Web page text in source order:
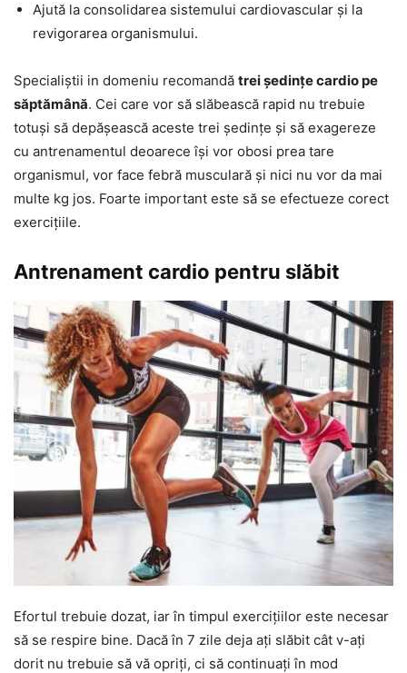
Ajută la consolidarea sistemului cardiovascular și la
revigorarea organismului.
Specialiștii in domeniu recomandă trei ședințe cardio pe
săptămână. Cei care vor să slăbească rapid nu trebuie
totuși să depășească aceste trei ședințe și să exagereze
cu antrenamentul deoarece își vor obosi prea tare
organismul, vor face febră musculară și nici nu vor da mai
multe kg jos. Foarte important este să se efectueze corect
exercițiile.
Antrenament cardio pentru slăbit
Efortul trebuie dozat, iar în timpul exercițiilor este necesar
să se respire bine. Dacă în 7 zile deja ați slăbit cât v-ați
dorit nu trebuie să vă opriți, ci să continuați în mod